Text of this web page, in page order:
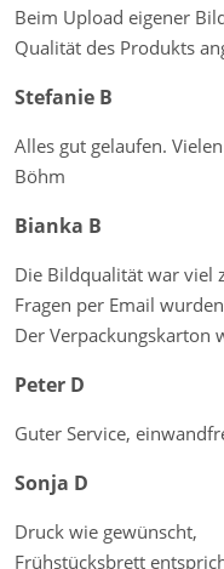
Beim Upload eigener
Qualität des Produkts
Stefanie B
Alles gut gelaufen.
Böhm
Bianka B
Die Bildqualität war viel
Fragen per Email
Der Verpackungskarton
Peter D
Guter Service,
Sonja D
Druck wie gewünscht,
Frühstücksbrett